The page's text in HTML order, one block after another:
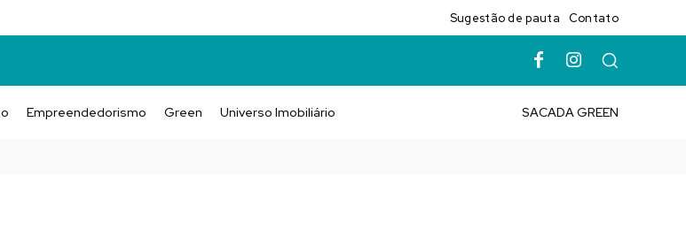
Sugestão de pauta Contato
Empreendedorismo Green Universo Imobiliário SACADA GREEN